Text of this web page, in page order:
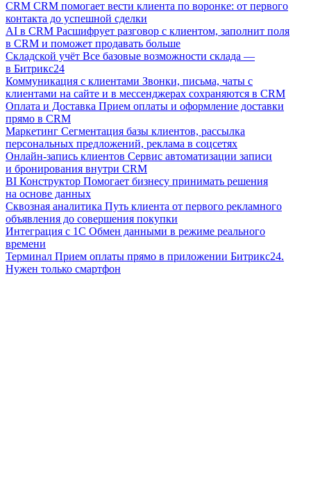
CRM CRM помогает вести клиента по воронке: от первого
контакта до успешной сделки
AI в CRM Расшифрует разговор с клиентом, заполнит поля
в CRM и поможет продавать больше
Складской учёт Все базовые возможности склада —
в Битрикс24
Коммуникация с клиентами Звонки, письма, чаты с
клиентами на сайте и в мессенджерах сохраняются в CRM
Оплата и Доставка Прием оплаты и оформление доставки
прямо в CRM
Маркетинг Сегментация базы клиентов, рассылка
персональных предложений, реклама в соцсетях
Онлайн-запись клиентов Сервис автоматизации записи
и бронирования внутри CRM
BI Конструктор Помогает бизнесу принимать решения
на основе данных
Сквозная аналитика Путь клиента от первого рекламного
объявления до совершения покупки
Интеграция с 1С Обмен данными в режиме реального
времени
Терминал Прием оплаты прямо в приложении Битрикс24.
Нужен только смартфон